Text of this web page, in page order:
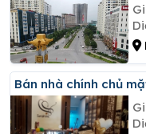
Bán nhà chính chủ